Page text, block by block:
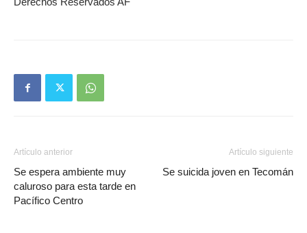
Artículo anterior
Se espera ambiente muy
caluroso para esta tarde en
Pacífico Centro
Artículo siguiente
Se suicida joven en Tecomán